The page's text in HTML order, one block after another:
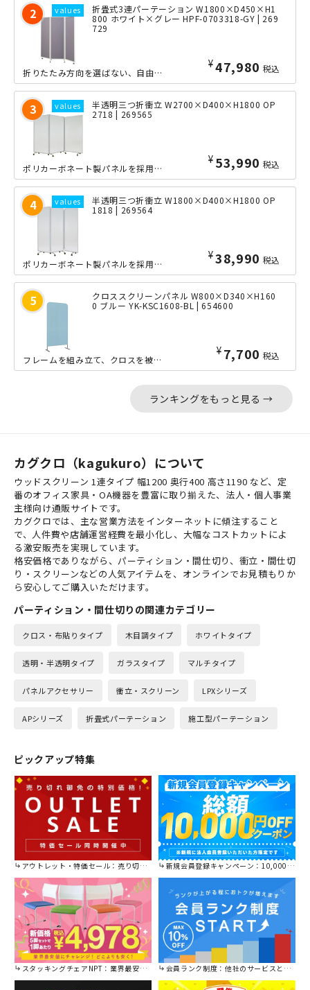
折畳式3連パーテーション W1800×D450×H1
800 ホワイト×グレー HPF-0703318-GY | 269
729
¥47,980 税込
折りたたみ方向を選ばない、自由なレイアウトが可能な全開幅1800mmの折りたたみ...
半透明三つ折衝立 W2700×D400×H1800 OP
2718 | 269565
¥ 53,990 税込
ポリカーボネート製パネルを採用した、全開幅2700mmの折りたたみ式パーテーショ...
半透明三つ折衝立 W1800×D400×H1800 OP
1818 | 269564
¥38,990 税込
ポリカーボネート製パネルを採用した、全開幅1800mmの折りたたみ式パーテーショ...
クロススクリーンパネル W800×D340×H160
0 ブルー YK-KSC1608-BL | 654600
¥ 7,700 税込
フレームを組み立て、クロスを被せるだけですぐに使えるスクリーンパネルの幅800m...
ランキングをもっと見る →
カグクロ（kagukuro）について
ウッドスクリーン 1連タイプ 幅1200 奥行400 高さ1190 など、定
番のオフィス家具・OA機器を豊富に取り揃えた、法人・個人事業
主様向け通販サイトです。
カグクロでは、主な営業方法をインターネットに傾注すること
で、人件費や店舗運営経費を最小化し、大幅なコストカットによ
る激安販売を実現しています。
格安価格でありながら、パーティション・間仕切り、衝立・間仕切
り・スクリーンなどの人気アイテムを、オンラインでお見積もりか
ら安心してご購入いただけます。
パーティション・間仕切りの関連カテゴリー
クロス・布貼りタイプ 木目調タイプ ホワイトタイプ
透明・半透明タイプ ガラスタイプ マルチタイプ
パネルアクセサリー 衝立・スクリーン LPXシリーズ
APシリーズ 折畳式パーテーション 施工型パーテーション
ピックアップ特集
アウトレット・特価セール：売り切れ御免の特別価格！ 新規会員登録キャンペーン：10,000円OFFクーポン進呈中！
スタッキングチェアNPT：業界最安値に挑戦！ 会員ランク制度：他社のサービスと比較してください。